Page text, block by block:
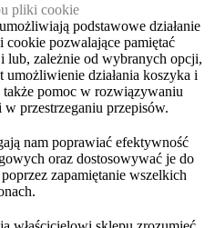
pliki cookie
podstawowe działanie
pozwalające pamiętać
lub, zależnie od wybranych opcji,
umożliwienie działania koszyka i
pomoc w rozwiązywaniu
przestrzeganiu przepisów.
nam poprawiać efektywność
oraz dostosowywać je do
zapamiętanie wszelkich